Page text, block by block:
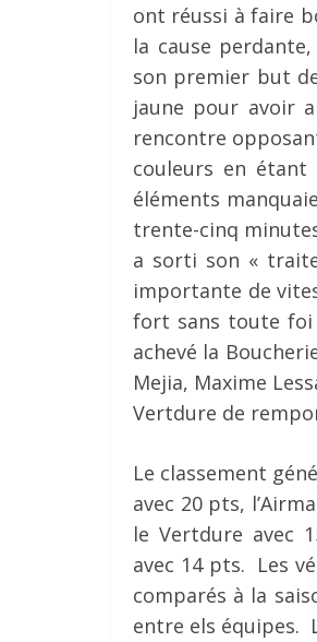
ont réussi à faire
la cause
son premier but
jaune pour avoir
rencontre
couleurs en
éléments
trente-cinq
a sorti son «
importante de
fort sans toute foi
achevé la
Mejia, Maxime
Vertdure de
Le classement
avec 20 pts,
le Vertdure avec
avec 14 pts. Les
comparés à la
entre els équipes.